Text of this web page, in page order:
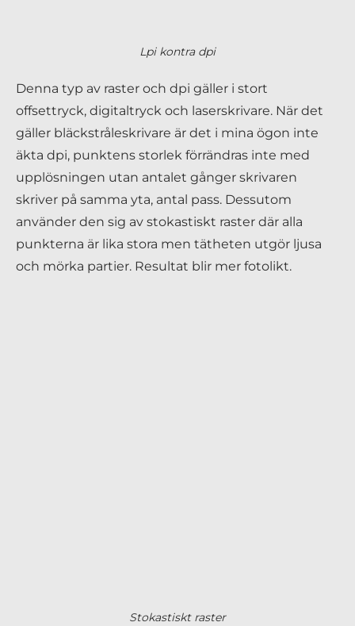
Lpi kontra dpi
Denna typ av raster och dpi gäller i stort
offsettryck, digitaltryck och laserskrivare. När det
gäller bläckstråleskrivare är det i mina ögon inte
äkta dpi, punktens storlek förrändras inte med
upplösningen utan antalet gånger skrivaren
skriver på samma yta, antal pass. Dessutom
använder den sig av stokastiskt raster där alla
punkterna är lika stora men tätheten utgör ljusa
och mörka partier. Resultat blir mer fotolikt.
Stokastiskt raster